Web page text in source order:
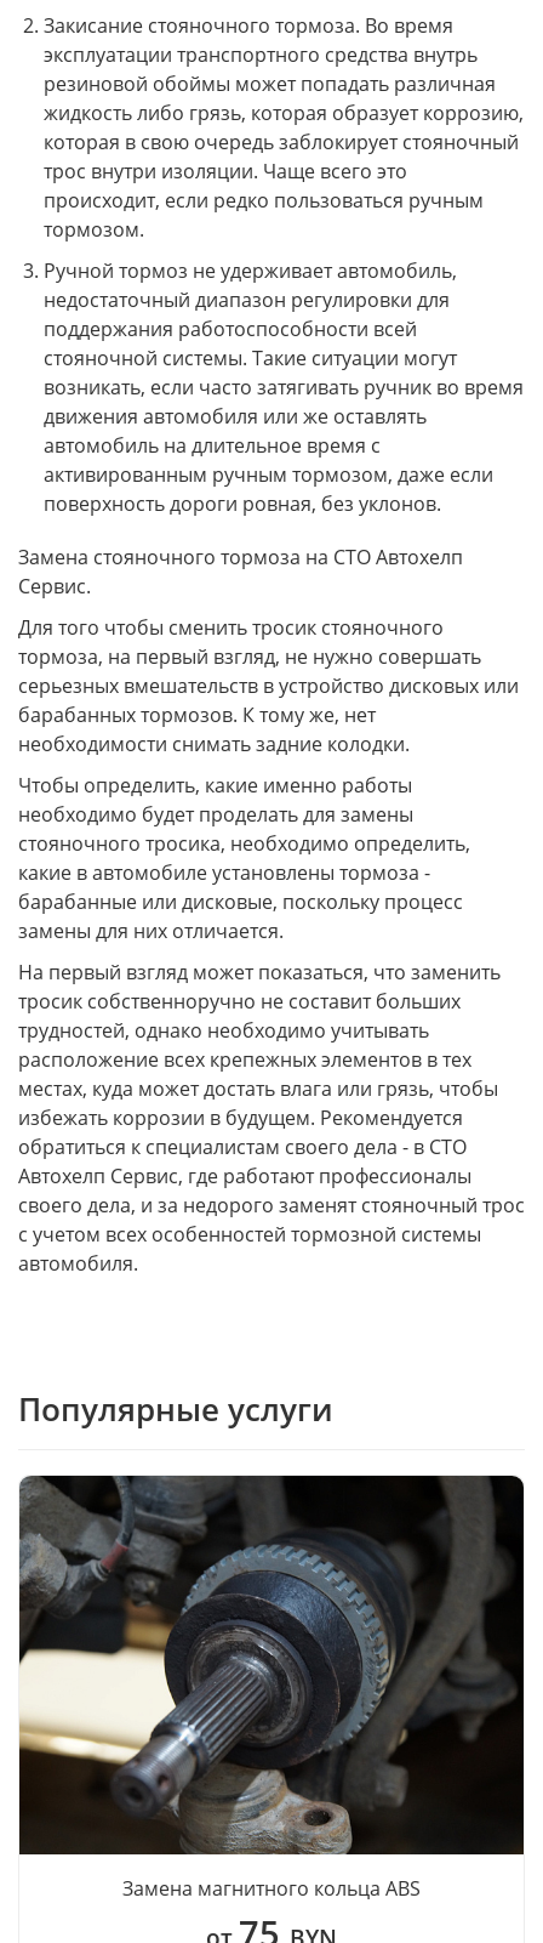
Закисание стояночного тормоза. Во время
эксплуатации транспортного средства внутрь
резиновой обоймы может попадать различная
жидкость либо грязь, которая образует коррозию,
которая в свою очередь заблокирует стояночный
трос внутри изоляции. Чаще всего это
происходит, если редко пользоваться ручным
тормозом.
Ручной тормоз не удерживает автомобиль,
недостаточный диапазон регулировки для
поддержания работоспособности всей
стояночной системы. Такие ситуации могут
возникать, если часто затягивать ручник во время
движения автомобиля или же оставлять
автомобиль на длительное время с
активированным ручным тормозом, даже если
поверхность дороги ровная, без уклонов.
Замена стояночного тормоза на СТО Автохелп
Сервис.
Для того чтобы сменить тросик стояночного
тормоза, на первый взгляд, не нужно совершать
серьезных вмешательств в устройство дисковых или
барабанных тормозов. К тому же, нет
необходимости снимать задние колодки.
Чтобы определить, какие именно работы
необходимо будет проделать для замены
стояночного тросика, необходимо определить,
какие в автомобиле установлены тормоза -
барабанные или дисковые, поскольку процесс
замены для них отличается.
На первый взгляд может показаться, что заменить
тросик собственноручно не составит больших
трудностей, однако необходимо учитывать
расположение всех крепежных элементов в тех
местах, куда может достать влага или грязь, чтобы
избежать коррозии в будущем. Рекомендуется
обратиться к специалистам своего дела - в СТО
Автохелп Сервис, где работают профессионалы
своего дела, и за недорого заменят стояночный трос
с учетом всех особенностей тормозной системы
автомобиля.
Популярные услуги
Замена магнитного кольца ABS
75